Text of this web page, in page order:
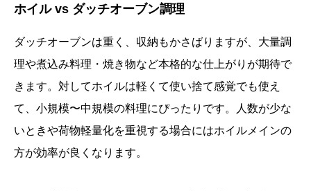
ホイル vs ダッチオーブン調理
ダッチオーブンは重く、収納もかさばりますが、大量調
理や煮込み料理・焼き物など本格的な仕上がりが期待で
きます。対してホイルは軽くて使い捨て感覚でも使え
て、小規模〜中規模の料理にぴったりです。人数が少な
いときや荷物軽量化を重視する場合にはホイルメインの
方が効率が良くなります。